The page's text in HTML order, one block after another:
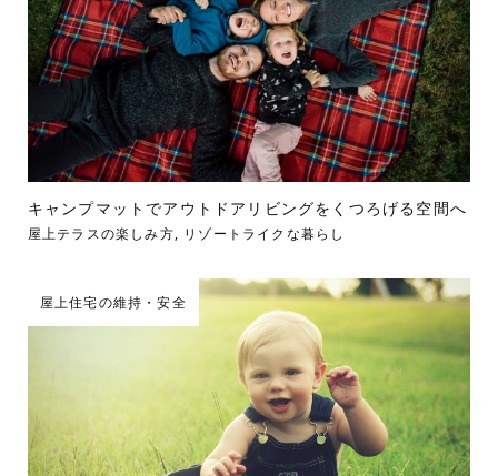
キャンプマットでアウトドアリビングをくつろげる空間へ
屋上テラスの楽しみ方, リゾートライクな暮らし
屋上住宅の維持・安全